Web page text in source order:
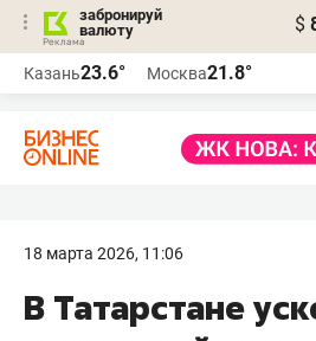
забронируй
валюту
$
Казань23.6° Москва21.8°
18 марта 2026, 11:06
В Татарстане